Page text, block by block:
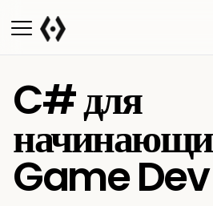
C# для
Game